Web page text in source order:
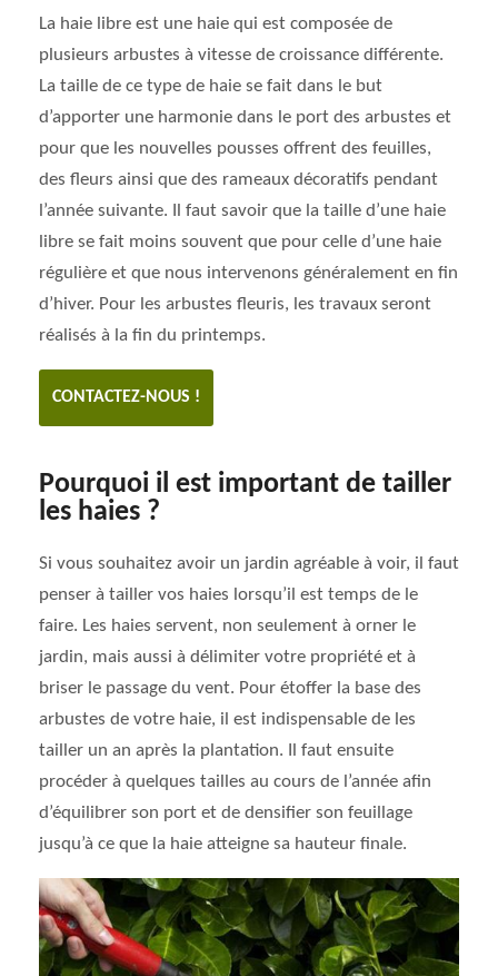
La haie libre est une haie qui est composée de
plusieurs arbustes à vitesse de croissance différente.
La taille de ce type de haie se fait dans le but
d’apporter une harmonie dans le port des arbustes et
pour que les nouvelles pousses offrent des feuilles,
des fleurs ainsi que des rameaux décoratifs pendant
l’année suivante. Il faut savoir que la taille d’une haie
libre se fait moins souvent que pour celle d’une haie
régulière et que nous intervenons généralement en fin
d’hiver. Pour les arbustes fleuris, les travaux seront
réalisés à la fin du printemps.
CONTACTEZ-NOUS !
Pourquoi il est important de tailler
les haies ?
Si vous souhaitez avoir un jardin agréable à voir, il faut
penser à tailler vos haies lorsqu’il est temps de le
faire. Les haies servent, non seulement à orner le
jardin, mais aussi à délimiter votre propriété et à
briser le passage du vent. Pour étoffer la base des
arbustes de votre haie, il est indispensable de les
tailler un an après la plantation. Il faut ensuite
procéder à quelques tailles au cours de l’année afin
d’équilibrer son port et de densifier son feuillage
jusqu’à ce que la haie atteigne sa hauteur finale.